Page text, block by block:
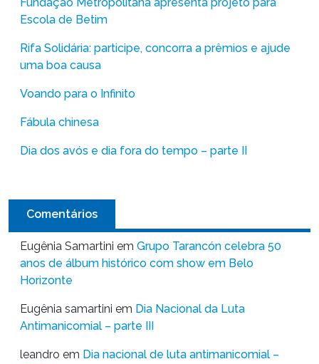
Escola de Betim
Rifa Solidária: participe, concorra a prêmios e ajude
uma boa causa
Voando para o Infinito
Fábula chinesa
Dia dos avós e dia fora do tempo – parte II
Comentários
Eugênia Samartini em Grupo Tarancón celebra 50
anos de álbum histórico com show em Belo
Horizonte
Eugênia samartini em Dia Nacional da Luta
Antimanicomial – parte III
leandro em Dia nacional de luta antimanicomial –